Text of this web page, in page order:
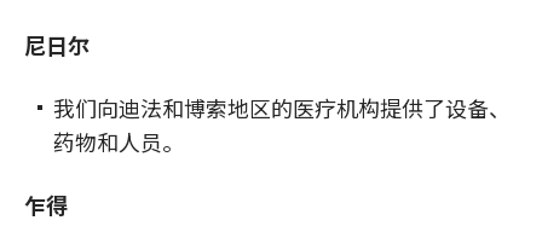
尼日尔
我们向迪法和博索地区的医疗机构提供了设备、
药物和人员。
乍得